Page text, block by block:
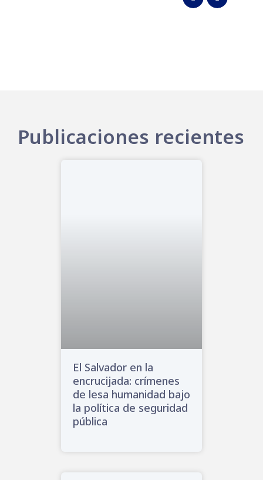
Publicaciones recientes
El Salvador en la
encrucijada: crímenes
de lesa humanidad bajo
la política de seguridad
pública